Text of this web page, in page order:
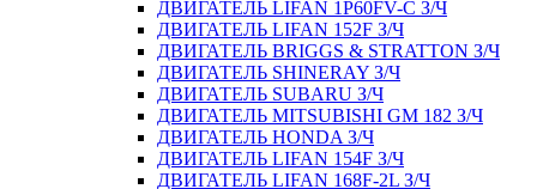
ДВИГАТЕЛЬ LIFAN 1P60FV-C З/Ч
ДВИГАТЕЛЬ LIFAN 152F З/Ч
ДВИГАТЕЛЬ BRIGGS & STRATTON З/Ч
ДВИГАТЕЛЬ SHINERAY З/Ч
ДВИГАТЕЛЬ SUBARU З/Ч
ДВИГАТЕЛЬ MITSUBISHI GM 182 З/Ч
ДВИГАТЕЛЬ HONDA З/Ч
ДВИГАТЕЛЬ LIFAN 154F З/Ч
ДВИГАТЕЛЬ LIFAN 168F-2L З/Ч